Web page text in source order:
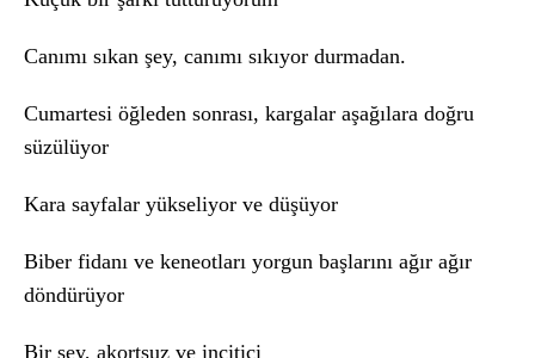
Canımı sıkan şey, canımı sıkıyor durmadan.
Cumartesi öğleden sonrası, kargalar aşağılara doğru
süzülüyor
Kara sayfalar yükseliyor ve düşüyor
Biber fidanı ve keneotları yorgun başlarını ağır ağır
döndürüyor
Bir şey, akortsuz ve incitici